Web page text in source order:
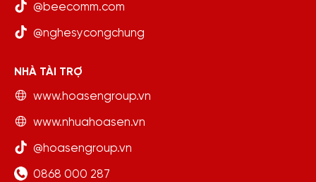
@beecomm.com
@nghesycongchung
NHÀ TÀI TRỢ
www.hoasengroup.vn
www.nhuahoasen.vn
@hoasengroup.vn
0868 000 287